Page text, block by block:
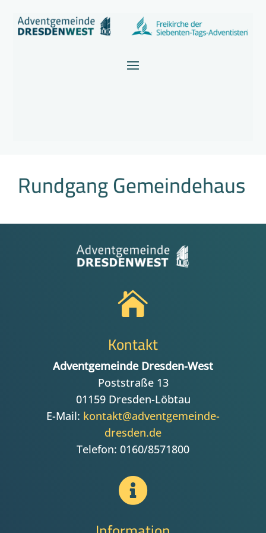
Rundgang Gemeindehaus

Kontakt
Adventgemeinde Dresden-West
Poststraße 13
01159 Dresden-Löbtau
E-Mail: kontakt@adventgemeinde-
dresden.de
Telefon: 0160/8571800
